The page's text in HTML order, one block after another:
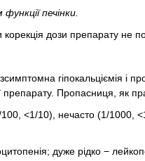
печінки.
дози препарату не
гіпокальціємія
Пропасниця, як
100, <1/10), нечасто (1/1000,
дуже рідко −